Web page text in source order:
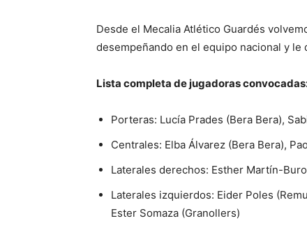
Desde el Mecalia Atlético Guardés
desempeñando en el equipo nacional y
Lista completa de jugadoras
Porteras: Lucía Prades (Bera Bera),
Centrales: Elba Álvarez (Bera Bera),
Laterales derechos: Esther Martín-
Laterales izquierdos: Eider Poles
Ester Somaza (Granollers)